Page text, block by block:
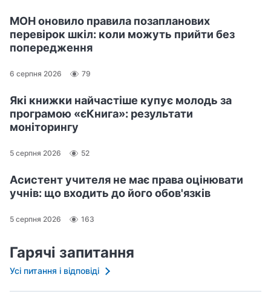
МОН оновило правила позапланових
перевірок шкіл: коли можуть прийти без
попередження
6 серпня 2026 79
Які книжки найчастіше купує молодь за
програмою «єКнига»: результати
моніторингу
5 серпня 2026 52
Асистент учителя не має права оцінювати
учнів: що входить до його обов'язків
5 серпня 2026 163
Гарячі запитання
Усі питання і відповіді